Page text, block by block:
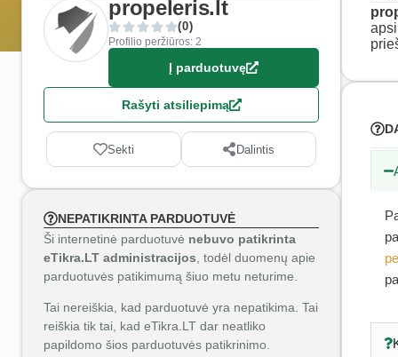
propeleris.lt
(0)
Profilio peržiūros: 2
Į parduotuvę
Rašyti atsiliepimą
Sekti Dalintis
NEPATIKRINTA PARDUOTUVĖ
Ši internetinė parduotuvė nebuvo patikrinta
eTikra.LT administracijos , todėl duomenų apie
parduotuvės patikimumą šiuo metu neturime.
Tai nereiškia, kad parduotuvė yra nepatikima. Tai
reiškia tik tai, kad eTikra.LT dar neatliko
papildomo šios parduotuvės patikrinimo.